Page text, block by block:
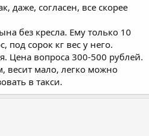
даже, согласен, все скорее
без кресла. Ему только 10
под сорок кг вес у него.
Цена вопроса 300-500 рублей.
весит мало, легко можно
в такси.